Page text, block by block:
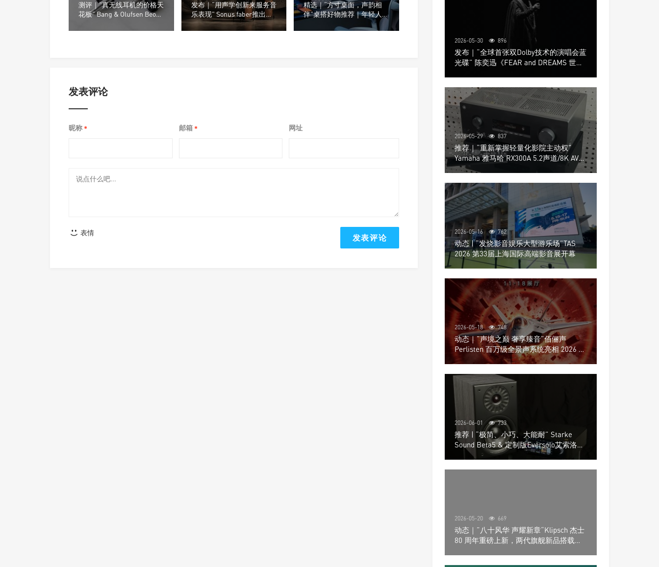
测评｜”真无线耳机的价格天
花板” Bang & Olufsen Beo
发布｜“用声学创新来服务音
乐表现” Sonus faber推出了
全新的Olympica G3系列音箱
精选｜“方寸桌面，声韵相
伴”桌搭好物推荐｜年轻人的
桌面，为什么越来越流行这
种音箱？
发表评论
昵称 * 邮箱 * 网址
表情
2026-05-30 896
发布｜“全球首张双Dolby技术的演唱会蓝
光碟” 陈奕迅《FEAR and DREAMS 世界
2026-05-29 837
推荐｜“重新掌握轻量化影院主动权”
Yamaha 雅马哈 RX300A 5.2声道/8K AV放
大器
2026-05-16 762
动态 | “发烧影音娱乐大型游乐场”TAS
2026 第33届上海国际高端影音展开幕
2026-05-18 748
动态｜”声境之巅 奢享臻音”佰俪声
Perlisten 百万级全景声系统亮相 2026 北
京国际音响展
2026-06-01 733
推荐 | “极简、小巧、大能耐” Starke
Sound Beta5 & 定制版Eversolo艾索洛
Play音响组合
2026-05-20 669
动态｜”八十风华 声耀新章“Klipsch 杰士
80 周年重磅上新，两代旗舰新品搭载硬